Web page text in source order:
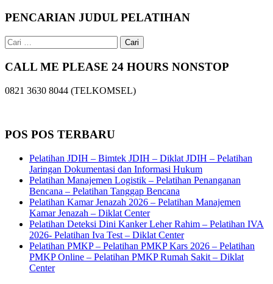
PENCARIAN JUDUL PELATIHAN
Cari
untuk:
CALL ME PLEASE 24 HOURS NONSTOP
0821 3630 8044 (TELKOMSEL)
POS POS TERBARU
Pelatihan JDIH – Bimtek JDIH – Diklat JDIH – Pelatihan
Jaringan Dokumentasi dan Informasi Hukum
Pelatihan Manajemen Logistik – Pelatihan Penanganan
Bencana – Pelatihan Tanggap Bencana
Pelatihan Kamar Jenazah 2026 – Pelatihan Manajemen
Kamar Jenazah – Diklat Center
Pelatihan Deteksi Dini Kanker Leher Rahim – Pelatihan IVA
2026- Pelatihan Iva Test – Diklat Center
Pelatihan PMKP – Pelatihan PMKP Kars 2026 – Pelatihan
PMKP Online – Pelatihan PMKP Rumah Sakit – Diklat
Center